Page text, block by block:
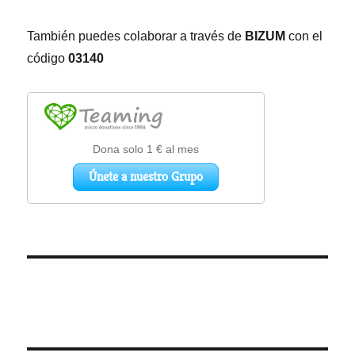
También puedes colaborar a través de BIZUM con el
código 03140